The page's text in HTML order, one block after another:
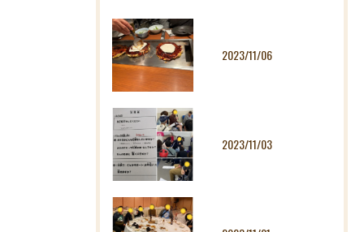
2023/11/06
2023/11/03